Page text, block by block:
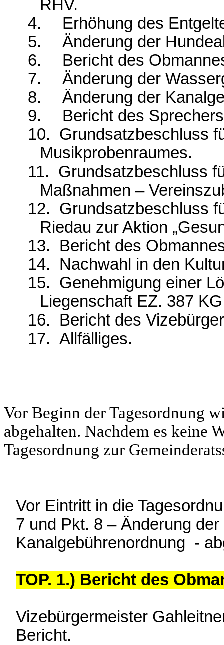
RHV.
4.
Erhöhung des
5.
Änderung der
6.
Bericht des
7.
Änderung der
8.
Änderung der
9.
Bericht des
10. Grundsatzbeschluss
Musikprobenraumes.
11. Grundsatzbeschluss
Maßnahmen –
12. Grundsatzbeschluss
Riedau zur Aktion
13.
Bericht des
14.
Nachwahl in den
15. Genehmigung einer
Liegenschaft EZ. 387
16.
Bericht des
17. Allfälliges.
Vor Beginn der Tagesordnung
abgehalten. Nachdem es keine
Tagesordnung zur
Vor Eintritt in die
7 und Pkt. 8 – Änderung
Kanalgebührenordnung -
TOP. 1.) Bericht des
Vizebürgermeister
Bericht.